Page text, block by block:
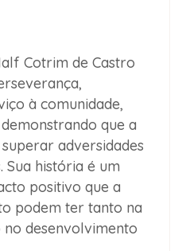
Cotrim de Castro
à comunidade,
que a
adversidades
história é um
positivo que a
podem ter tanto na
desenvolvimento